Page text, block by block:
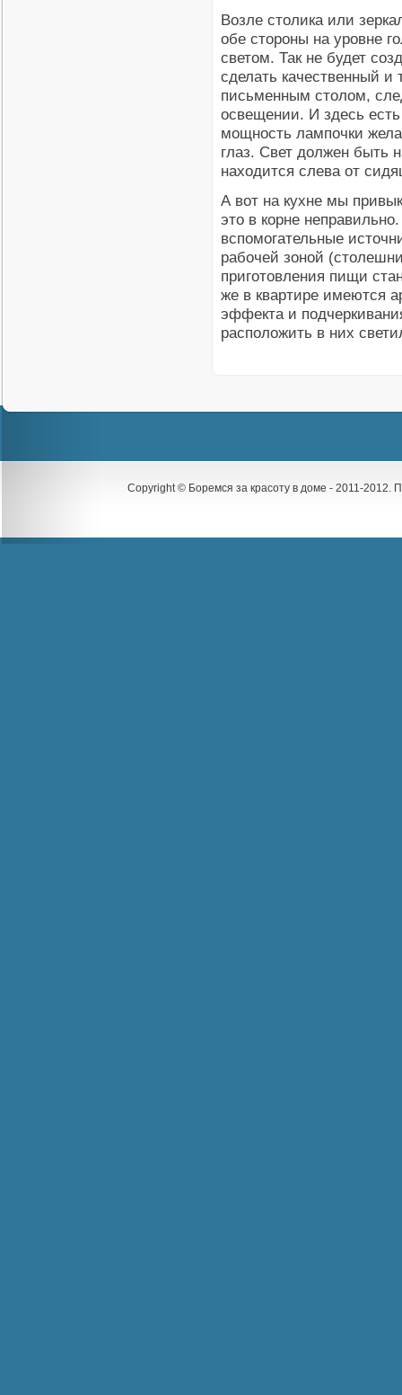
Возле столика или
обе стороны на уровне
светом. Так не будет
сделать качественный
письменным столом,
освещении. И здесь есть
мощность лампочки
глаз. Свет должен быть
находится слева от
А вот на кухне мы
это в корне
вспомогательные
рабочей зоной
приготовления пищи
же в квартире имеются
эффекта и
расположить в них
Copyright © Боремся за красоту в доме - 2011-2012.